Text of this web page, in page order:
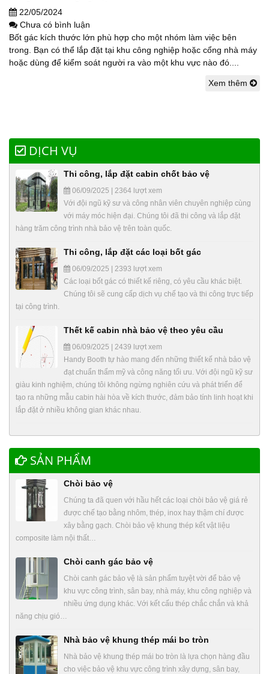
22/05/2024
Chưa có bình luận
Bốt gác kích thước lớn phù hợp cho một nhóm làm việc bên
trong. Bạn có thể lắp đặt tại khu công nghiệp hoặc cổng nhà máy
hoặc dùng để kiểm soát người ra vào một khu vực nào đó....
Xem thêm
DỊCH VỤ
Thi công, lắp đặt cabin chốt bảo vệ
06/09/2025 | 2364 lượt xem
Với đội ngũ kỹ sư và công nhân viên chuyên nghiệp cùng
với máy móc hiện đại. Chúng tôi đã thi công và lắp đặt
hàng trăm công trình nhà bảo vệ trên toàn quốc.
Thi công, lắp đặt các loại bốt gác
06/09/2025 | 2393 lượt xem
Các loại bốt gác có thiết kế riêng, có yêu cầu khác biệt.
Chúng tôi sẽ cung cấp dịch vụ chế tạo và thi công trực tiếp
tại công trình.
Thết kế cabin nhà bảo vệ theo yêu cầu
06/09/2025 | 2439 lượt xem
Handy Booth tự hào mang đến những thiết kế nhà bảo vệ
đạt chuẩn thẩm mỹ và công năng tối ưu. Với đội ngũ kỹ sư
giàu kinh nghiệm, chúng tôi không ngừng nghiên cứu và phát triển để
tạo ra những mẫu cabin hài hòa về kích thước, đảm bảo tính linh hoạt khi
lắp đặt ở nhiều không gian khác nhau.
SẢN PHẨM
Chòi bảo vệ
Chúng ta đã quen với hầu hết các loại chòi bảo vệ giá rẻ
được chế tạo bằng nhôm, thép, inox hay thậm chí được
xây bằng gạch. Chòi bảo vệ khung thép kết vật liệu
composite làm nội thất…
Chòi canh gác bảo vệ
Chòi canh gác bảo vệ là sản phẩm tuyệt vời để bảo vệ
khu vực công trình, sân bay, nhà máy, khu công nghiệp và
nhiều ứng dụng khác. Với kết cấu thép chắc chắn và khả
năng chịu gió…
Nhà bảo vệ khung thép mái bo tròn
Nhà bảo vệ khung thép mái bo tròn là lựa chọn hàng đầu
cho việc bảo vệ khu vực công trình xây dựng, sân bay,